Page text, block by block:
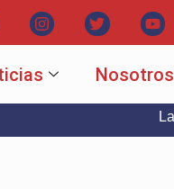
Nosotros
La Corte